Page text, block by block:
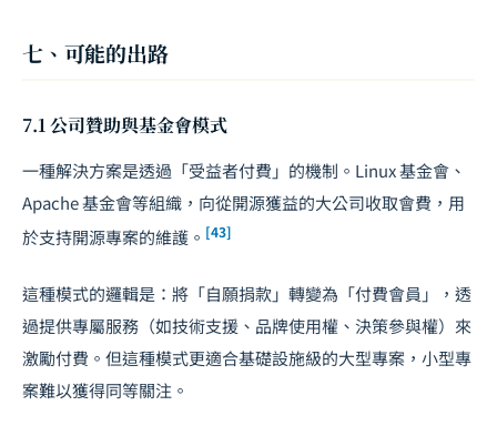
七、可能的出路
7.1 公司贊助與基金會模式
一種解決方案是透過「受益者付費」的機制。Linux 基金會、
Apache 基金會等組織，向從開源獲益的大公司收取會費，用
於支持開源專案的維護。 [43]
這種模式的邏輯是：將「自願捐款」轉變為「付費會員」，透
過提供專屬服務（如技術支援、品牌使用權、決策參與權）來
激勵付費。但這種模式更適合基礎設施級的大型專案，小型專
案難以獲得同等關注。